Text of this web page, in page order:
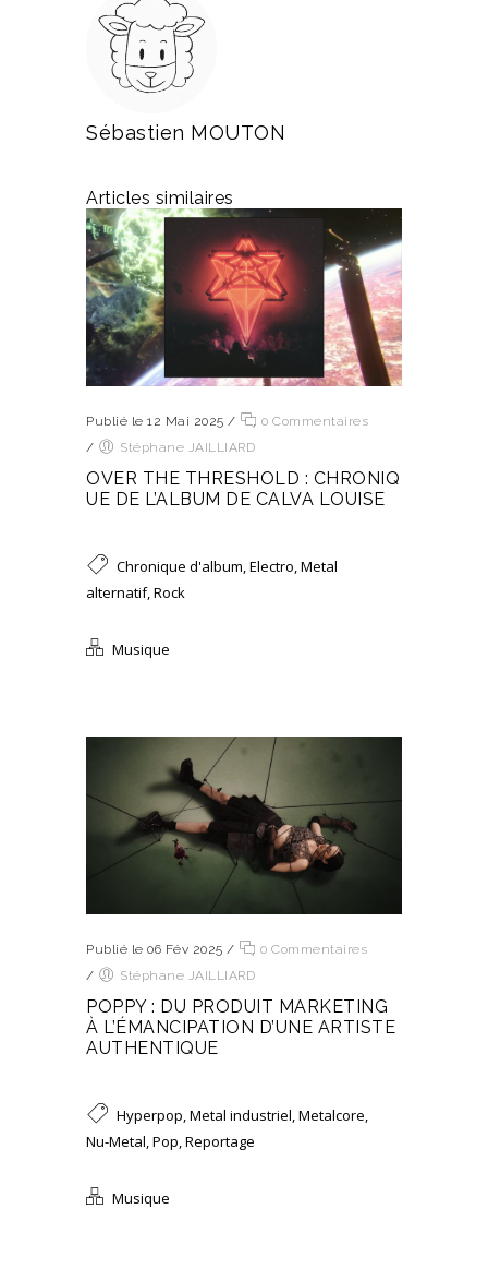
Sébastien MOUTON
Articles similaires
Publié le 12 Mai 2025 /
0 Commentaires
/
Stéphane JAILLIARD
OVER THE THRESHOLD : CHRONIQ
UE DE L’ALBUM DE CALVA LOUISE
Chronique d'album,Electro,Metal
alternatif,Rock
Musique
Publié le 06 Fév 2025 /
0 Commentaires
/
Stéphane JAILLIARD
POPPY : DU PRODUIT MARKETING
À L’ÉMANCIPATION D’UNE ARTISTE
AUTHENTIQUE
Hyperpop,Metal industriel,Metalcore,
Nu-Metal,Pop,Reportage
Musique